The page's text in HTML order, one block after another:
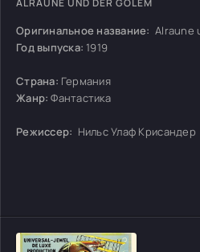
ALRAUNE UND DER GOLEM
Оригинальное название: Alraune
Год выпуска: 1919
Страна: Германия
Жанр: Фантастика
Режиссер: Нильс Улаф Крисандер